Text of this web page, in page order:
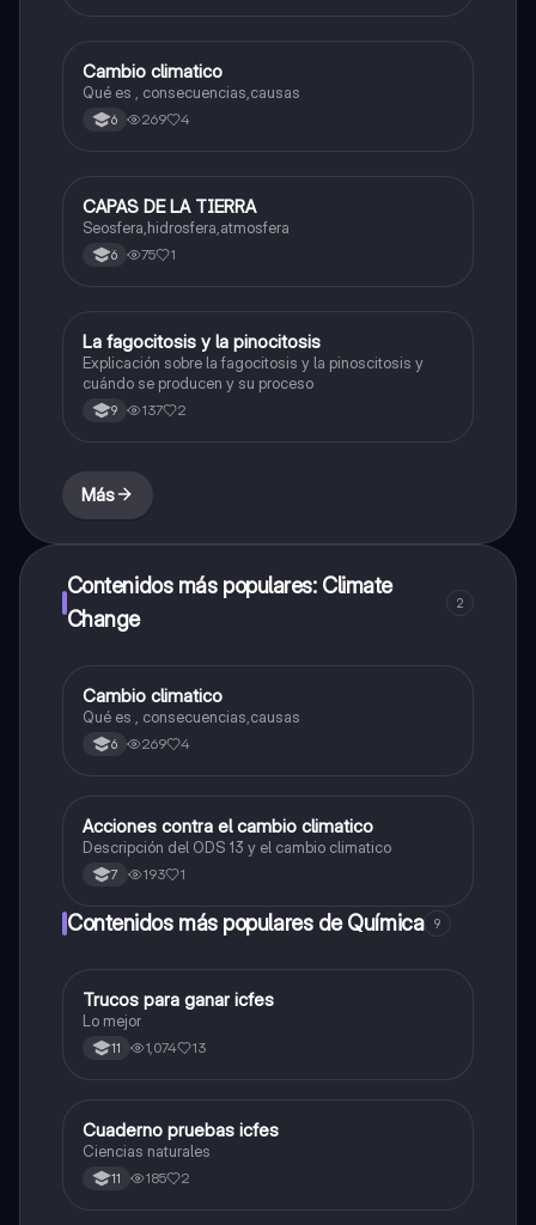
Biologia
Cambio climatico
Qué es , consecuencias,causas
6 269 4
Biologia
CAPAS DE LA TIERRA
Seosfera,hidrosfera,atmosfera
6 75 1
Biologia
La fagocitosis y la pinocitosis
Explicación sobre la fagocitosis y la pinoscitosis y
cuándo se producen y su proceso
9 137 2
Más
Contenidos más populares: Climate
Change
2
Biologia
Cambio climatico
Qué es , consecuencias,causas
6 269 4
Biologia
Acciones contra el cambio climatico
Descripción del ODS 13 y el cambio climatico
7 193 1
Contenidos más populares de Química 9
Química
Trucos para ganar icfes
Lo mejor
11 1,074 13
Biologia
Cuaderno pruebas icfes
Ciencias naturales
11 185 2